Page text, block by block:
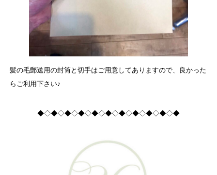
髪の毛郵送用の封筒と切手はご用意してありますので、良かった
らご利用下さい♪
◆◇◆◇◆◇◆◇◆◇◆◇◆◇◆◇◆◇◆◇◆